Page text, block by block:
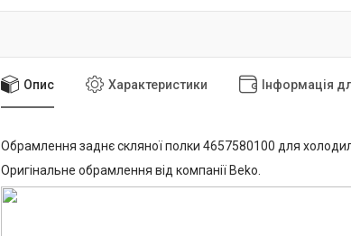
Опис Характеристики Інформація
Обрамлення заднє скляної полки 4657580100 для
Оригінальне обрамлення від компанії Beko.